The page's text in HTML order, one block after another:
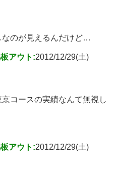
なのが見えるんだけど…
アウト:2012/12/29(土)
コースの実績なんて無視し
アウト:2012/12/29(土)